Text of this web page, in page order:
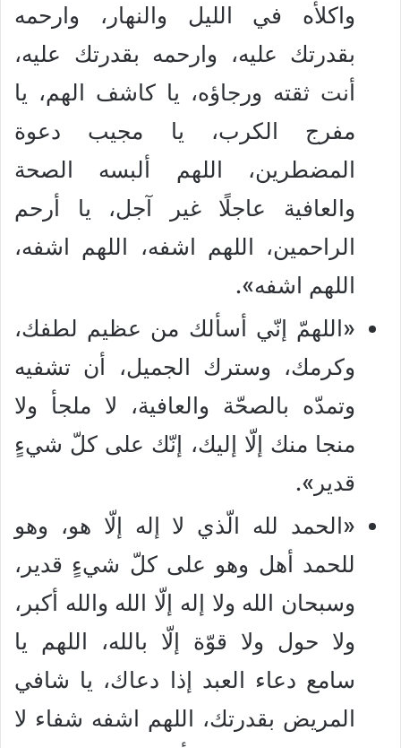
واكلأه في الليل والنهار، وارحمه
بقدرتك عليه، وارحمه بقدرتك عليه،
أنت ثقته ورجاؤه، يا كاشف الهم، يا
مفرج الكرب، يا مجيب دعوة
المضطرين، اللهم ألبسه الصحة
والعافية عاجلًا غير آجل، يا أرحم
الراحمين، اللهم اشفه، اللهم اشفه،
اللهم اشفه».
«اللهمّ إنّي أسألك من عظيم لطفك،
وكرمك، وسترك الجميل، أن تشفيه
وتمدّه بالصحّة والعافية، لا ملجأ ولا
منجا منك إلّا إليك، إنّك على كلّ شيءٍ
قدير».
«الحمد لله الّذي لا إله إلّا هو، وهو
للحمد أهل وهو على كلّ شيءٍ قدير،
وسبحان الله ولا إله إلّا الله والله أكبر،
ولا حول ولا قوّة إلّا بالله، اللهم يا
سامع دعاء العبد إذا دعاك، يا شافي
المريض بقدرتك، اللهم اشفه شفاء لا